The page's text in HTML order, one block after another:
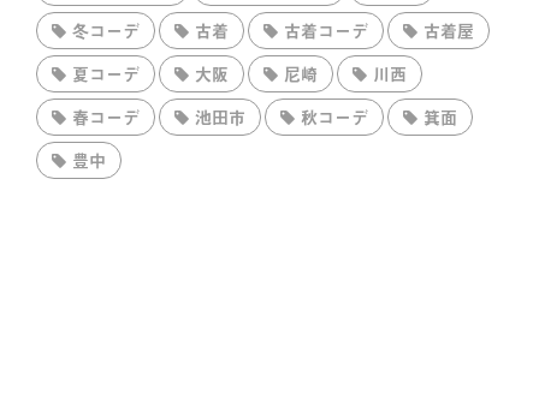
冬コーデ
古着 古着コーデ
古着屋
夏コーデ
大阪 尼崎
川西
春コーデ
池田市 秋コーデ
箕面
豊中